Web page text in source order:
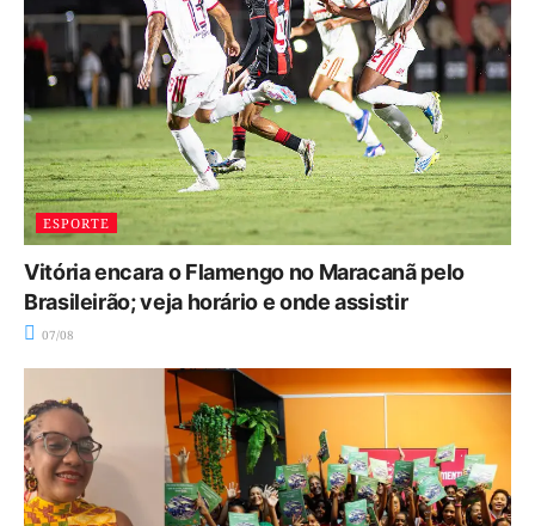
ESPORTE
Vitória encara o Flamengo no Maracanã pelo
Brasileirão; veja horário e onde assistir
07/08